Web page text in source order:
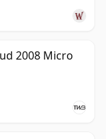
2008 Micro